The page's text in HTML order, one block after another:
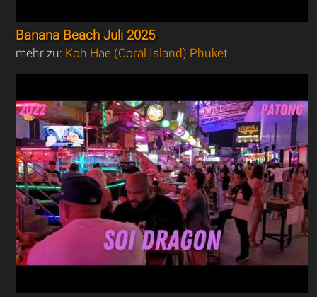
Banana Beach Juli 2025
mehr zu: Koh Hae (Coral Island) Phuket